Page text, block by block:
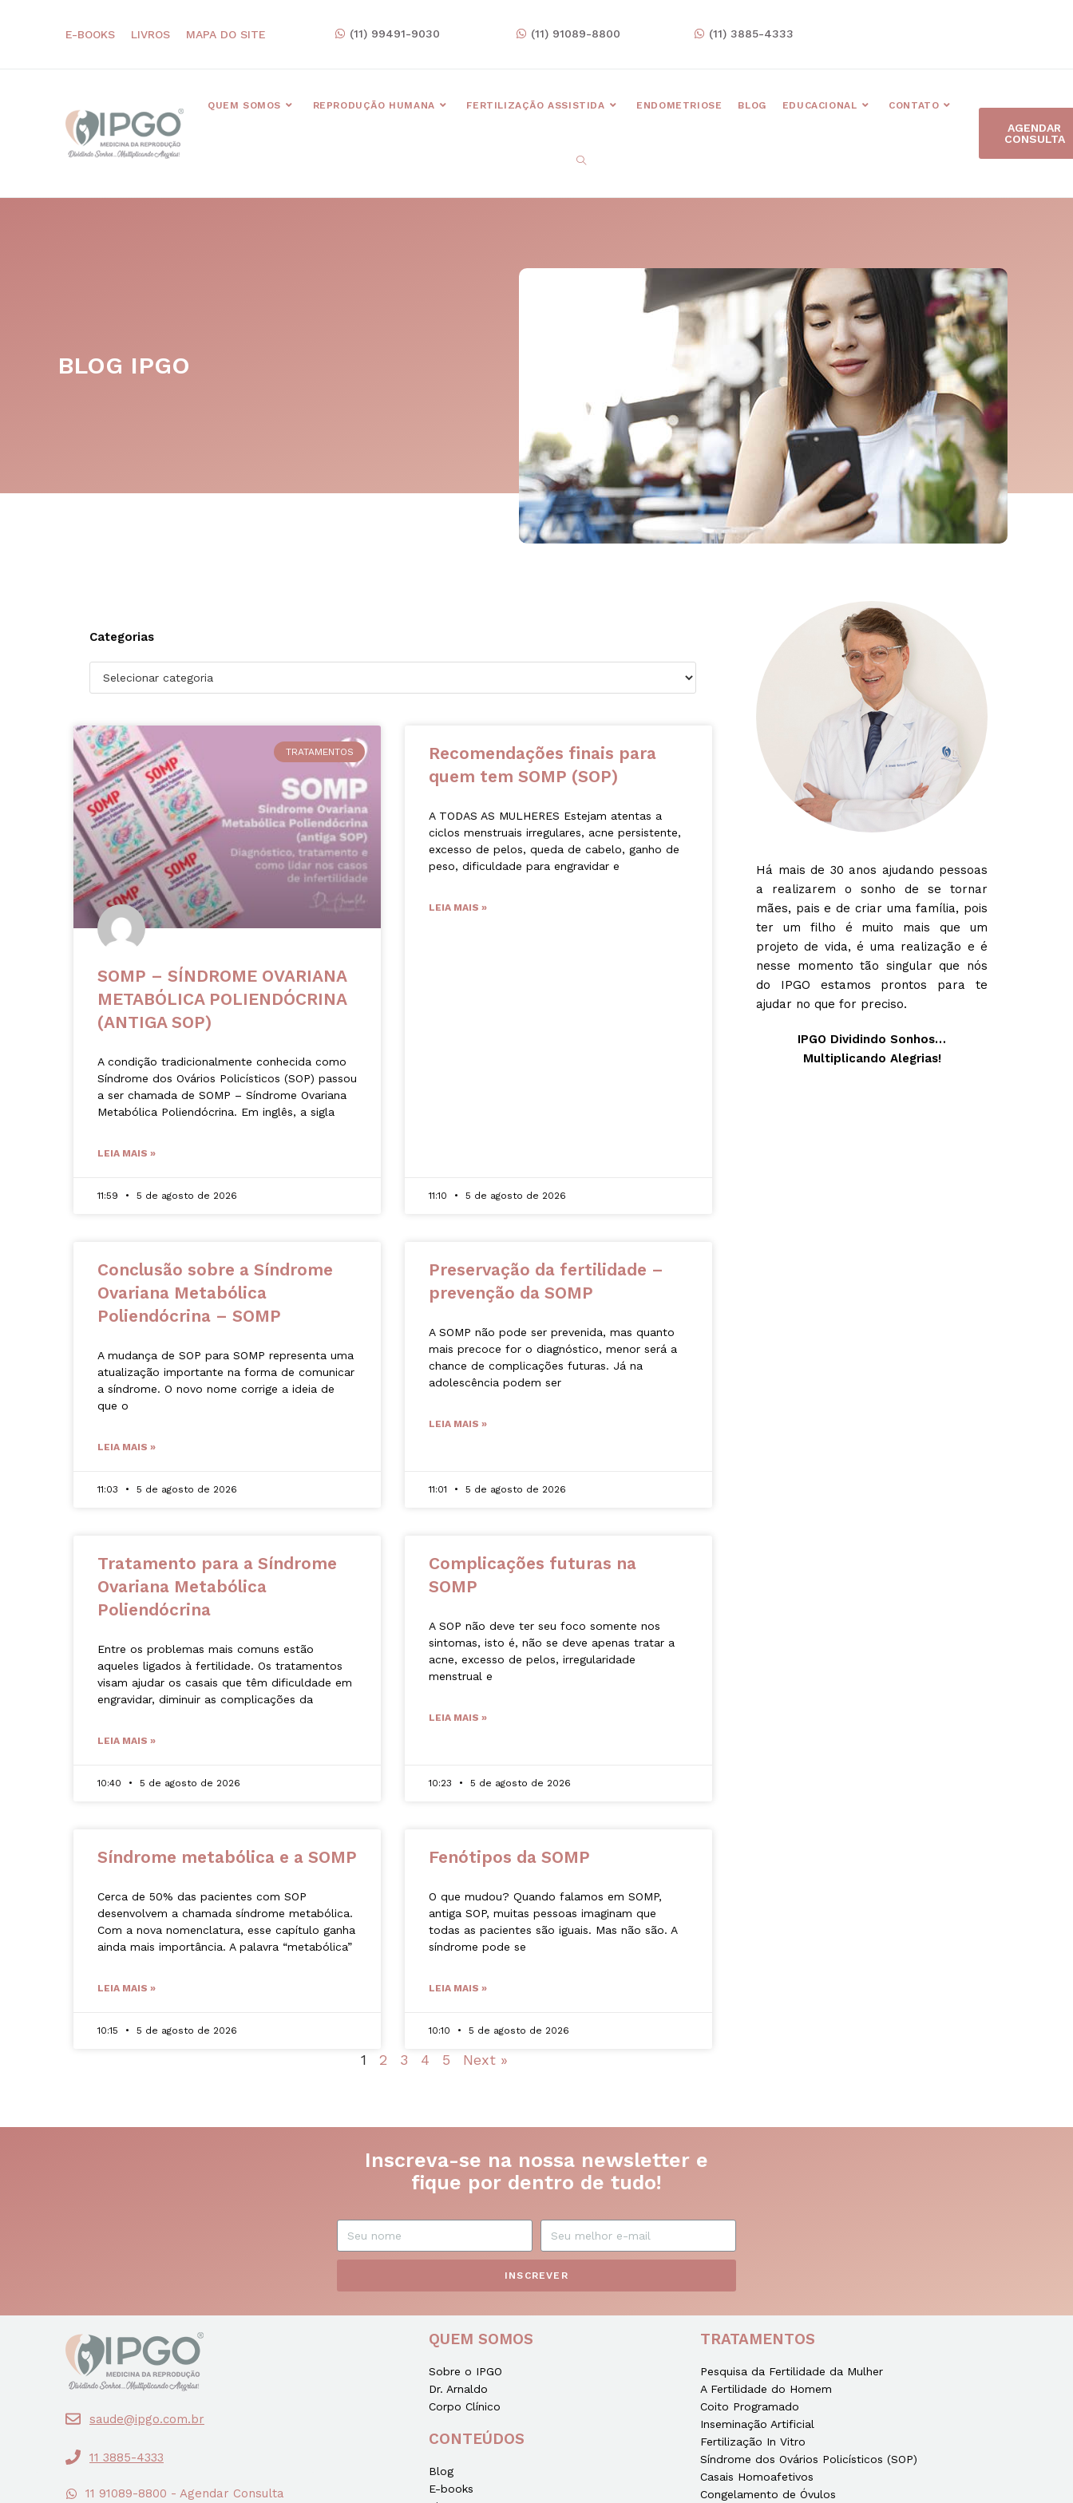
E-BOOKS LIVROS MAPA DO SITE (11) 99491-9030 (11) 91089-8800 (11) 3885-4333
QUEM SOMOS REPRODUÇÃO HUMANA FERTILIZAÇÃO ASSISTIDA ENDOMETRIOSE BLOG EDUCACIONAL CONTATO
AGENDAR
CONSULTA
BLOG IPGO
Categorias
TRATAMENTOS
SOMP – SÍNDROME OVARIANA
METABÓLICA POLIENDÓCRINA
(ANTIGA SOP)
A condição tradicionalmente conhecida como
Síndrome dos Ovários Policísticos (SOP) passou
a ser chamada de SOMP – Síndrome Ovariana
Metabólica Poliendócrina. Em inglês, a sigla
LEIA MAIS »
11:59 5 de agosto de 2026
Recomendações finais para
quem tem SOMP (SOP)
A TODAS AS MULHERES Estejam atentas a
ciclos menstruais irregulares, acne persistente,
excesso de pelos, queda de cabelo, ganho de
peso, dificuldade para engravidar e
LEIA MAIS »
11:10 5 de agosto de 2026
Conclusão sobre a Síndrome
Ovariana Metabólica
Poliendócrina – SOMP
A mudança de SOP para SOMP representa uma
atualização importante na forma de comunicar
a síndrome. O novo nome corrige a ideia de
que o
LEIA MAIS »
11:03 5 de agosto de 2026
Preservação da fertilidade –
prevenção da SOMP
A SOMP não pode ser prevenida, mas quanto
mais precoce for o diagnóstico, menor será a
chance de complicações futuras. Já na
adolescência podem ser
LEIA MAIS »
11:01 5 de agosto de 2026
Tratamento para a Síndrome
Ovariana Metabólica
Poliendócrina
Entre os problemas mais comuns estão
aqueles ligados à fertilidade. Os tratamentos
visam ajudar os casais que têm dificuldade em
engravidar, diminuir as complicações da
LEIA MAIS »
10:40 5 de agosto de 2026
Complicações futuras na
SOMP
A SOP não deve ter seu foco somente nos
sintomas, isto é, não se deve apenas tratar a
acne, excesso de pelos, irregularidade
menstrual e
LEIA MAIS »
10:23 5 de agosto de 2026
Síndrome metabólica e a SOMP
Cerca de 50% das pacientes com SOP
desenvolvem a chamada síndrome metabólica.
Com a nova nomenclatura, esse capítulo ganha
ainda mais importância. A palavra “metabólica”
LEIA MAIS »
10:15 5 de agosto de 2026
Fenótipos da SOMP
O que mudou? Quando falamos em SOMP,
antiga SOP, muitas pessoas imaginam que
todas as pacientes são iguais. Mas não são. A
síndrome pode se
LEIA MAIS »
10:10 5 de agosto de 2026
1 2 3 4 5 Next »
Há mais de 30 anos ajudando pessoas
a realizarem o sonho de se tornar
mães, pais e de criar uma família, pois
ter um filho é muito mais que um
projeto de vida, é uma realização e é
nesse momento tão singular que nós
do IPGO estamos prontos para te
ajudar no que for preciso.
IPGO Dividindo Sonhos…
Multiplicando Alegrias!
Inscreva-se na nossa newsletter e
fique por dentro de tudo!
INSCREVER
saude@ipgo.com.br
11 3885-4333
11 91089-8800 - Agendar Consulta
QUEM SOMOS
Sobre o IPGO
Dr. Arnaldo
Corpo Clínico
CONTEÚDOS
Blog
E-books
TRATAMENTOS
Pesquisa da Fertilidade da Mulher
A Fertilidade do Homem
Coito Programado
Inseminação Artificial
Fertilização In Vitro
Síndrome dos Ovários Policísticos (SOP)
Casais Homoafetivos
Congelamento de Óvulos